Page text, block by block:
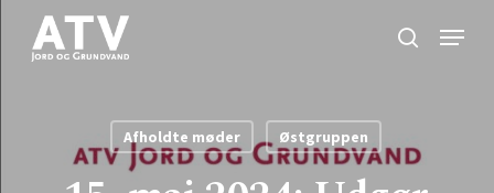
search
Menu
Afholdte møder Østgruppen